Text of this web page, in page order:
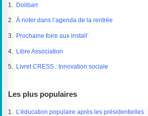
1. Dolibarr
2.À noter dans l’agenda de la rentrée
3. Prochaine foire aux install’
4. Libre Association
5. Livret CRESS : Innovation sociale
Les plus populaires
1.
L’éducation populaire après les présidentielles